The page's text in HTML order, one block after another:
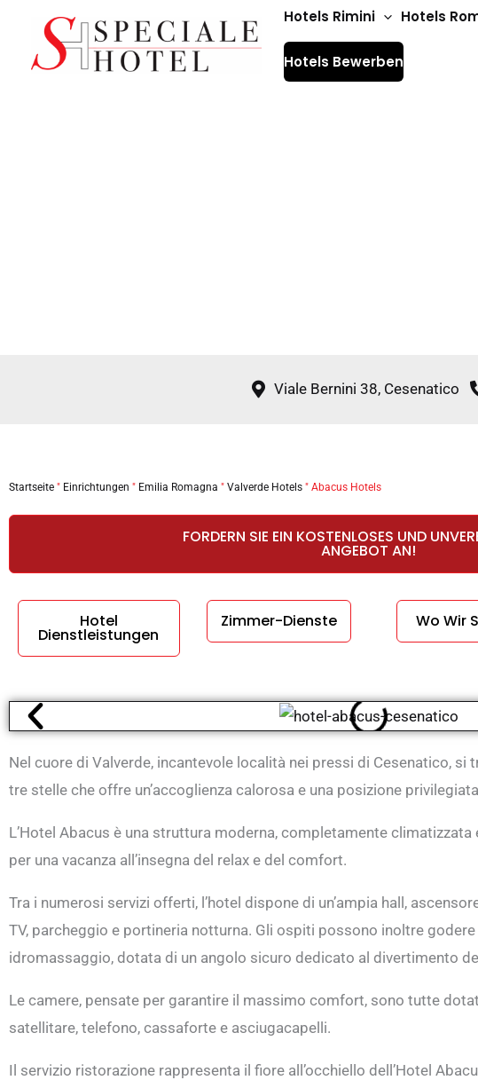
springen
Hotels Rimini Hotels
Hotels Bewerben
Viale Bernini 38, Cesenatico
Startseite " Einrichtungen " Emilia Romagna " Valverde Hotels " Abacus Hotels
FORDERN SIE EIN KOSTENLOSES UND
ANGEBOT AN!
Hotel
Dienstleistungen
Zimmer-Dienste Wo Wir
Nel cuore di Valverde, incantevole località nei pressi di Cesenatico, si
tre stelle che offre un’accoglienza calorosa e una posizione
L’Hotel Abacus è una struttura moderna, completamente
per una vacanza all’insegna del relax e del comfort.
Tra i numerosi servizi offerti, l’hotel dispone di un’ampia hall,
TV, parcheggio e portineria notturna. Gli ospiti possono inoltre
idromassaggio, dotata di un angolo sicuro dedicato al divertimento
Le camere, pensate per garantire il massimo comfort, sono tutte
satellitare, telefono, cassaforte e asciugacapelli.
Il servizio ristorazione rappresenta il fiore all’occhiello dell’Hotel